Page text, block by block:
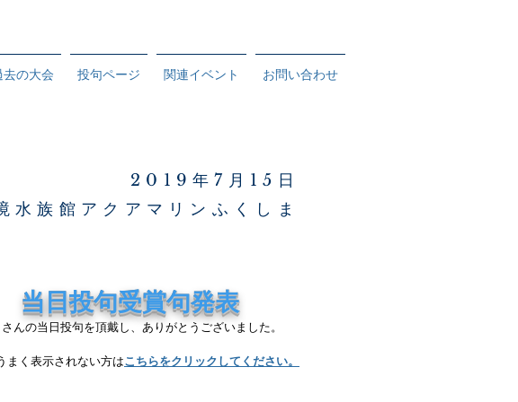
去の大会 投句ページ 関連イベント お問い合わせ
2019年7月15日
族館アクアマリンふくしま
当日投句受賞句発表
んの当日投句を頂戴し、ありがとうございました。
まく表示されない方はこちらをクリックしてください。